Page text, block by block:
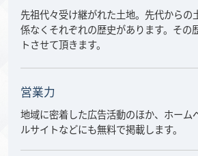
先祖代々受け継がれた土地。先代からの
係なくそれぞれの歴史があります。その
トさせて頂きます。
営業力
地域に密着した広告活動のほか、ホーム
ルサイトなどにも無料で掲載します。